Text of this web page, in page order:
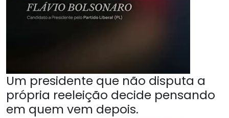
Um presidente que não disputa a
própria reeleição decide pensando
em quem vem depois.